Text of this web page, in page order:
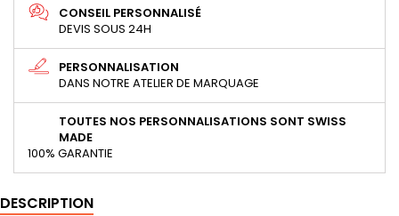
CONSEIL PERSONNALISÉ
DEVIS SOUS 24H
PERSONNALISATION
DANS NOTRE ATELIER DE MARQUAGE
TOUTES NOS PERSONNALISATIONS SONT SWISS
MADE
100% GARANTIE
DESCRIPTION